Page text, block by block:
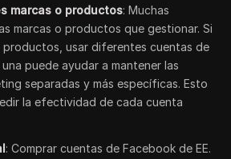
marcas o productos: Muchas
marcas o productos que gestionar. Si
productos, usar diferentes cuentas de
puede ayudar a mantener las
separadas y más específicas. Esto
la efectividad de cada cuenta
: Comprar cuentas de Facebook de EE.